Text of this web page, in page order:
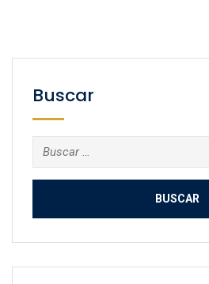
Buscar
Buscar: